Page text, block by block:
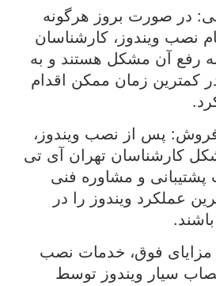
در صورت بروز هرگونه
نصب ویندوز، کارشناسان
رفع آن مشکل هستند و به
کمترین زمان ممکن اقدام
پس از نصب ویندوز،
کارشناسان تهران آی تی
و مشاوره فنی
عملکرد ویندوز را در
مزایای فوق، خدمات نصب
سیار ویندوز توسط